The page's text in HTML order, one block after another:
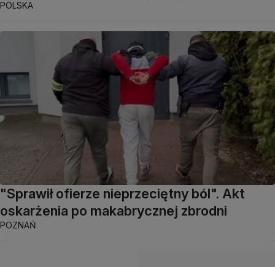
POLSKA
"Sprawił ofierze nieprzeciętny ból". Akt
oskarżenia po makabrycznej zbrodni
POZNAŃ